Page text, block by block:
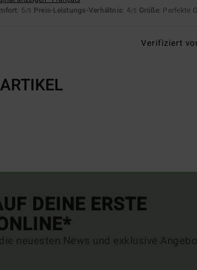
: 5/5 Preis-Leistungs-Verhältnis: 4/5 Größe: Perfekte
Verifiziert
DEINE ERSTE
neuesten News und exklusive